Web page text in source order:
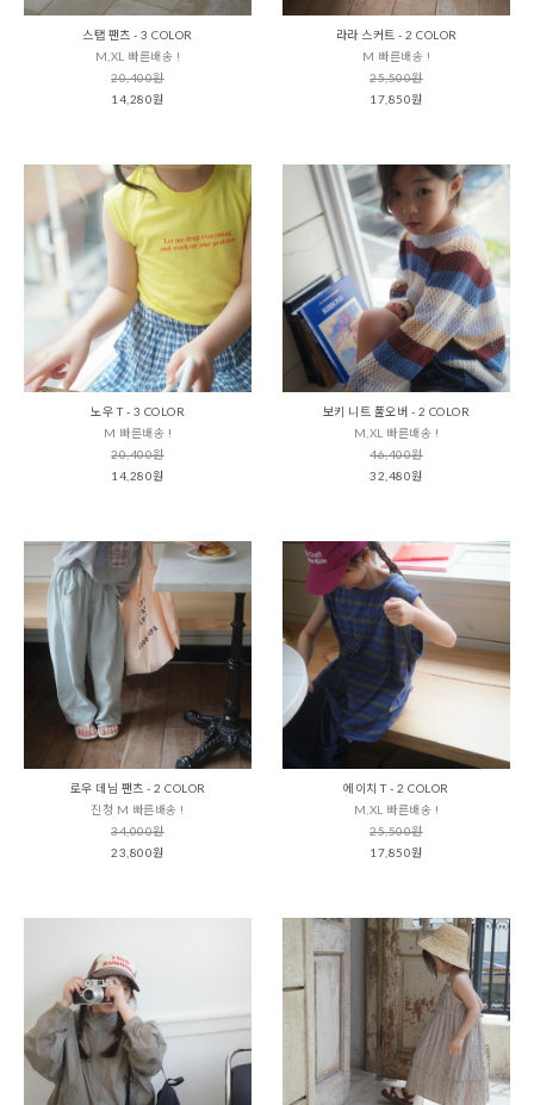
스탭 팬츠 - 3 COLOR
M,XL 빠른배송 !
20,400원
14,280원
라라 스커트 - 2 COLOR
M 빠른배송 !
25,500원
17,850원
노우 T - 3 COLOR
M 빠른배송 !
20,400원
14,280원
보키 니트 풀오버 - 2 COLOR
M,XL 빠른배송 !
46,400원
32,480원
로우 데님 팬츠 - 2 COLOR
진청 M 빠른배송 !
34,000원
23,800원
에이치 T - 2 COLOR
M,XL 빠른배송 !
25,500원
17,850원